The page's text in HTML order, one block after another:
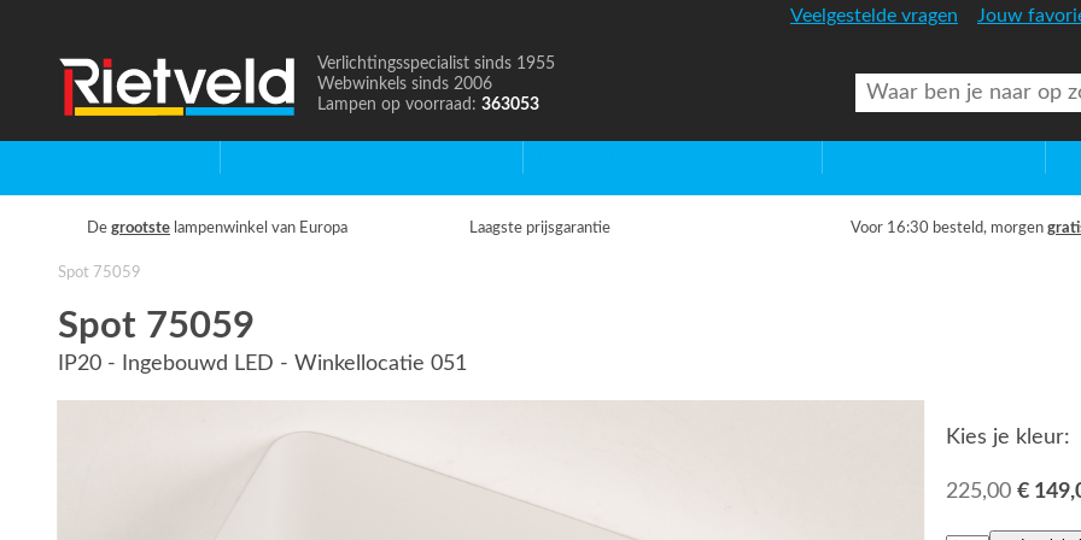
Veelgestelde vragen Jouw
Naar
de
Verlichtingsspecialist sinds 1955
Webwinkels sinds 2006
Lampen op voorraad: 363053
De grootste lampenwinkel van Europa Laagste prijsgarantie Voor 16:30 besteld, morgen
Spot 75059
Spot 75059
IP20 - Ingebouwd LED - Winkellocatie 051
Kies je kleur:
225,00 €